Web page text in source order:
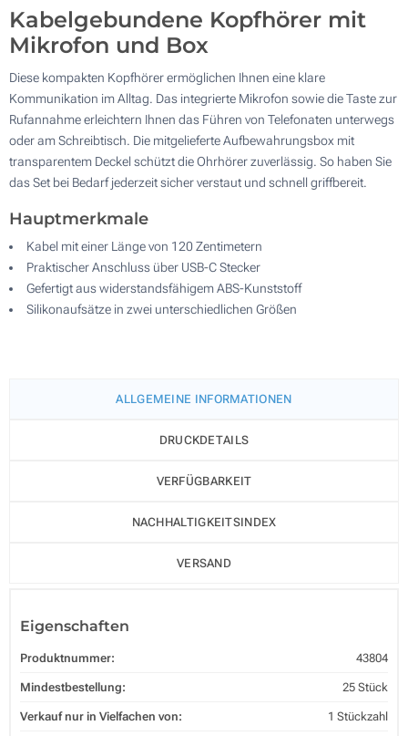
Kabelgebundene Kopfhörer mit
Mikrofon und Box
Diese kompakten Kopfhörer ermöglichen Ihnen eine klare
Kommunikation im Alltag. Das integrierte Mikrofon sowie die Taste zur
Rufannahme erleichtern Ihnen das Führen von Telefonaten unterwegs
oder am Schreibtisch. Die mitgelieferte Aufbewahrungsbox mit
transparentem Deckel schützt die Ohrhörer zuverlässig. So haben Sie
das Set bei Bedarf jederzeit sicher verstaut und schnell griffbereit.
Hauptmerkmale
Kabel mit einer Länge von 120 Zentimetern
Praktischer Anschluss über USB-C Stecker
Gefertigt aus widerstandsfähigem ABS-Kunststoff
Silikonaufsätze in zwei unterschiedlichen Größen
ALLGEMEINE INFORMATIONEN
DRUCKDETAILS
VERFÜGBARKEIT
NACHHALTIGKEITSINDEX
VERSAND
Eigenschaften
Produktnummer: 43804
Mindestbestellung: 25 Stück
Verkauf nur in Vielfachen von: 1 Stückzahl